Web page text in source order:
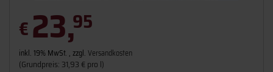
€23,95
inkl. 19% MwSt. , zzgl. Versandkosten
(Grundpreis: 31,93 € pro l)